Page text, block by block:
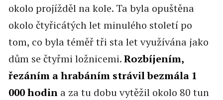
okolo projížděl na kole. Ta byla opuštěna
okolo čtyřicátých let minulého století po
tom, co byla téměř tři sta let využívána jako
dům se čtyřmi ložnicemi.Rozbíjením,
řezáním a hrabáním strávil bezmála 1
000 hodina za tu dobu vytěžil okolo 80 tun